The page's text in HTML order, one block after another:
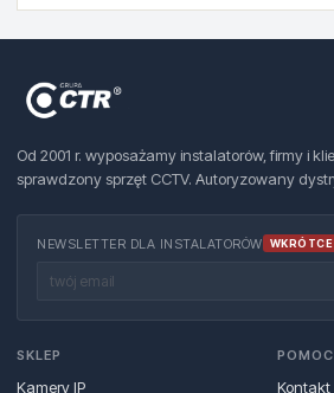
Od 2001 r. wyposażamy instalatorów, firmy i
sprawdzony sprzęt CCTV. Autoryzowany
NEWSLETTER DLA INSTALATORÓW WKRÓTCE
SKLEP
Kamery IP
POMOC
Kontakt